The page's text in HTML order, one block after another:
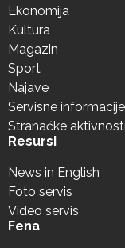
Ekonomija
Kultura
Magazin
Sport
Najave
Servisne informacije
Stranačke aktivnosti
Resursi
News in English
Foto servis
Video servis
Fena